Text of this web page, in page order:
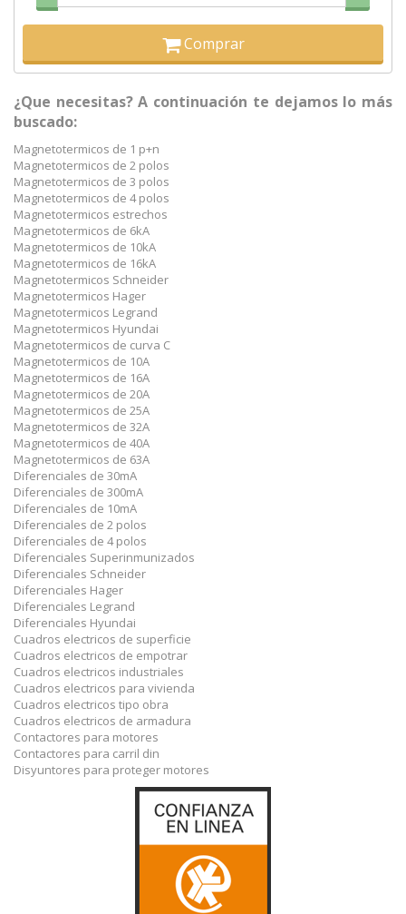
Comprar
¿Que necesitas? A continuación te dejamos lo más
buscado:
Magnetotermicos de 1 p+n
Magnetotermicos de 2 polos
Magnetotermicos de 3 polos
Magnetotermicos de 4 polos
Magnetotermicos estrechos
Magnetotermicos de 6kA
Magnetotermicos de 10kA
Magnetotermicos de 16kA
Magnetotermicos Schneider
Magnetotermicos Hager
Magnetotermicos Legrand
Magnetotermicos Hyundai
Magnetotermicos de curva C
Magnetotermicos de 10A
Magnetotermicos de 16A
Magnetotermicos de 20A
Magnetotermicos de 25A
Magnetotermicos de 32A
Magnetotermicos de 40A
Magnetotermicos de 63A
Diferenciales de 30mA
Diferenciales de 300mA
Diferenciales de 10mA
Diferenciales de 2 polos
Diferenciales de 4 polos
Diferenciales Superinmunizados
Diferenciales Schneider
Diferenciales Hager
Diferenciales Legrand
Diferenciales Hyundai
Cuadros electricos de superficie
Cuadros electricos de empotrar
Cuadros electricos industriales
Cuadros electricos para vivienda
Cuadros electricos tipo obra
Cuadros electricos de armadura
Contactores para motores
Contactores para carril din
Disyuntores para proteger motores